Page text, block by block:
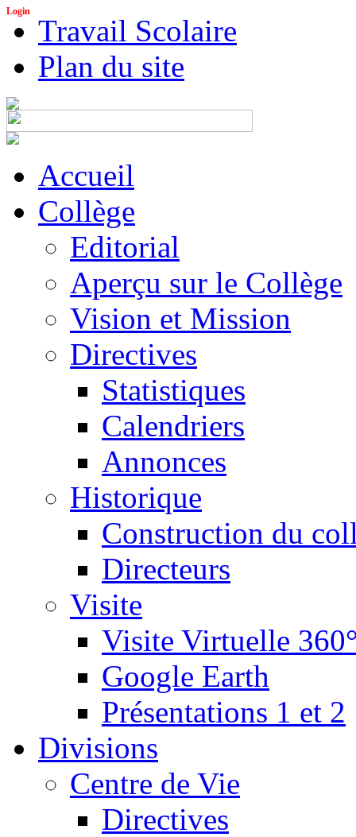
Login
Travail Scolaire
Plan du site
Accueil
Collège
Editorial
Aperçu sur le Collège
Vision et Mission
Directives
Statistiques
Calendriers
Annonces
Historique
Construction du
Directeurs
Visite
Visite Virtuelle
Google Earth
Présentations 1 et 2
Divisions
Centre de Vie
Directives